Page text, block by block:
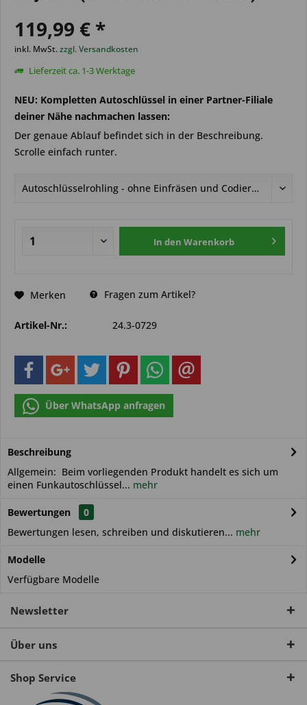
119,99 € *
inkl. MwSt.zzgl. Versandkosten
Lieferzeit ca. 1-3 Werktage
NEU: Kompletten Autoschlüssel in einer Partner-Filiale
deiner Nähe nachmachen lassen:
Der genaue Ablauf befindet sich in der Beschreibung.
Scrolle einfach runter.
In den Warenkorb
Merken Fragen zum Artikel?
Artikel-Nr.: 24.3-0729
Über WhatsApp anfragen
Beschreibung
Allgemein: Beim vorliegenden Produkt handelt es sich um
einen Funkautoschlüssel... mehr
Bewertungen
0
Bewertungen lesen, schreiben und diskutieren... mehr
Modelle
Verfügbare Modelle
Newsletter
Über uns
Shop Service